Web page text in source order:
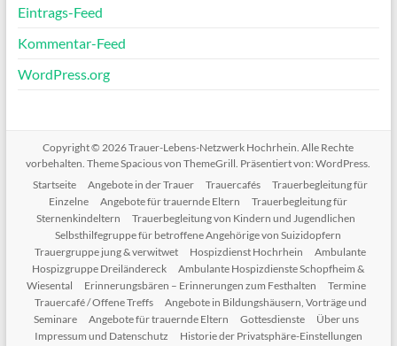
Eintrags-Feed
Kommentar-Feed
WordPress.org
Copyright © 2026Trauer-Lebens-Netzwerk Hochrhein. Alle Rechte
vorbehalten. ThemeSpaciousvon ThemeGrill. Präsentiert von:WordPress.
Startseite
Angebote in der Trauer Trauercafés
Trauerbegleitung für
Einzelne
Angebote für trauernde Eltern
Trauerbegleitung für
Sternenkindeltern
Trauerbegleitung von Kindern und Jugendlichen
Selbsthilfegruppe für betroffene Angehörige von Suizidopfern
Trauergruppe jung & verwitwet
Hospizdienst Hochrhein
Ambulante
Hospizgruppe Dreiländereck
Ambulante Hospizdienste Schopfheim &
Wiesental
Erinnerungsbären – Erinnerungen zum Festhalten
Termine
Trauercafé / Offene Treffs
Angebote in Bildungshäusern, Vorträge und
Seminare
Angebote für trauernde Eltern Gottesdienste
Über uns
Impressum und Datenschutz
Historie der Privatsphäre-Einstellungen